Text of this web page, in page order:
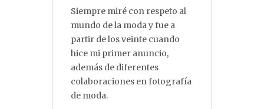
Siempre miré con respeto al
mundo de la moda y fue a
partir de los veinte cuando
hice mi primer anuncio,
además de diferentes
colaboraciones en fotografía
de moda.